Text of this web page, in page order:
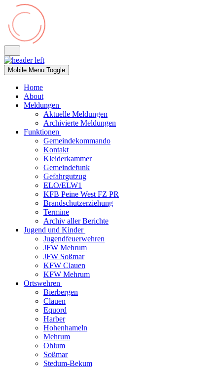
Mobile Menu Toggle
Home
About
Meldungen
Aktuelle Meldungen
Archivierte Meldungen
Funktionen
Gemeindekommando
Kontakt
Kleiderkammer
Gemeindefunk
Gefahrgutzug
ELO/ELW1
KFB Peine West FZ PR
Brandschutzerziehung
Termine
Archiv aller Berichte
Jugend und Kinder
Jugendfeuerwehren
JFW Mehrum
JFW Soßmar
KFW Clauen
KFW Mehrum
Ortswehren
Bierbergen
Clauen
Equord
Harber
Hohenhameln
Mehrum
Ohlum
Soßmar
Stedum-Bekum